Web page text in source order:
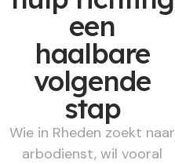
een
haalbare
volgende
stap
Wie in Rheden zoekt naar
arbodienst, wil vooral